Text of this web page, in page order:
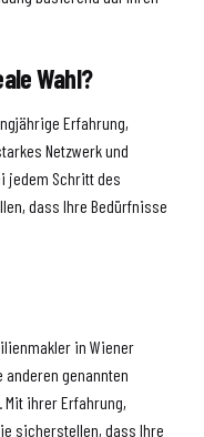
Wahl?
Erfahrung,
Netzwerk und
jedem Schritt des
dass Ihre Bedürfnisse
in Wiener
anderen genannten
ihrer Erfahrung,
sicherstellen, dass Ihre